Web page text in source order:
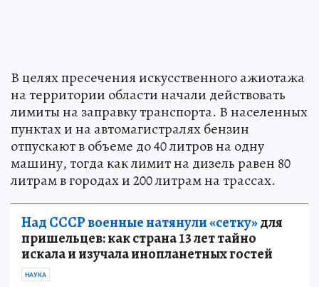
В целях пресечения искусственного ажиотажа
на территории области начали действовать
лимиты на заправку транспорта. В населенных
пунктах и на автомагистралях бензин
отпускают в объеме до 40 литров на одну
машину, тогда как лимит на дизель равен 80
литрам в городах и 200 литрам на трассах.
Над СССР военные натянули «сетку»для
пришельцев: как страна 13 лет тайно
искала и изучала инопланетных гостей
НАУКА